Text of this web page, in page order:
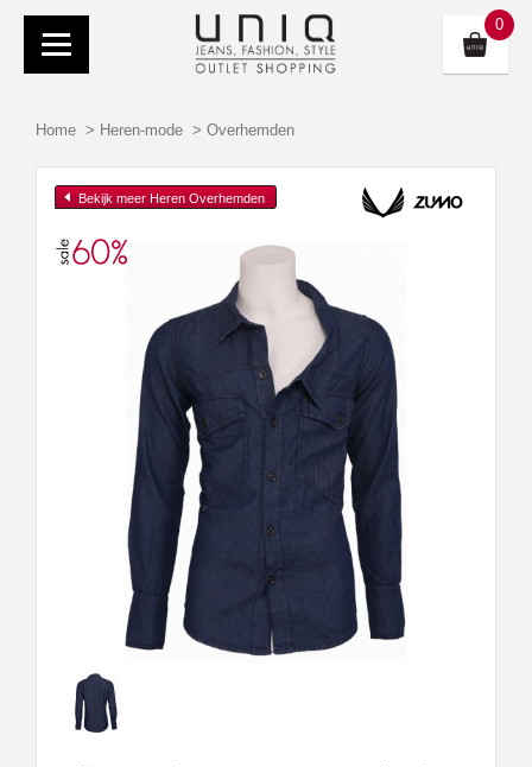
0
Home > Heren-mode > Overhemden
Bekijk meer Heren Overhemden